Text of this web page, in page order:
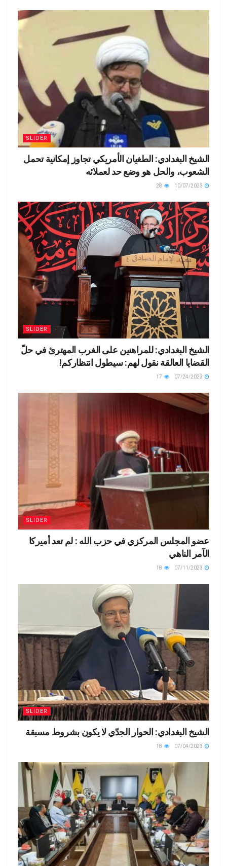
SLIDER
الشيخ البغدادي: الطغيان الأمريكي تجاوز إمكانية تحمل
الشعوب، والحل هو وضع حد لعملائه
SLIDER
الشيخ البغدادي: للمراهنين على الغرب المهترئ في حلّ
القضايا العالقة نقول لهم: سيطول انتظاركم!
SLIDER
عضو المجلس المركزي في حزب الله : لم تعد أميركا
الآمر الناهي
SLIDER
الشيخ البغدادي: الحوار الجدّي لا يكون بشروط مسبقة